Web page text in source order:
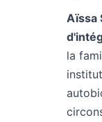
Aïssa
la